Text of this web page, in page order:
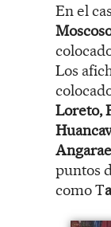
En el
Los
Loreto,
puntos
como T